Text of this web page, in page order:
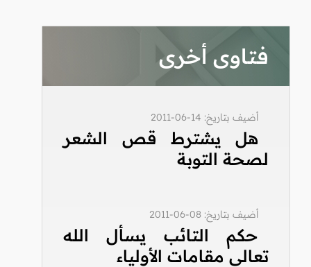
فتاوى أخرى
أضيف بتاريخ: 14-06-2011
هل يشترط قص الشعر
لصحة التوبة
أضيف بتاريخ: 08-06-2011
حكم التائب يسأل الله
تعالى مقامات الأولياء